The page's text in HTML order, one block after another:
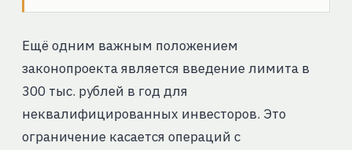
Ещё одним важным положением
законопроекта является введение лимита в
300 тыс. рублей в год для
неквалифицированных инвесторов. Это
ограничение касается операций с